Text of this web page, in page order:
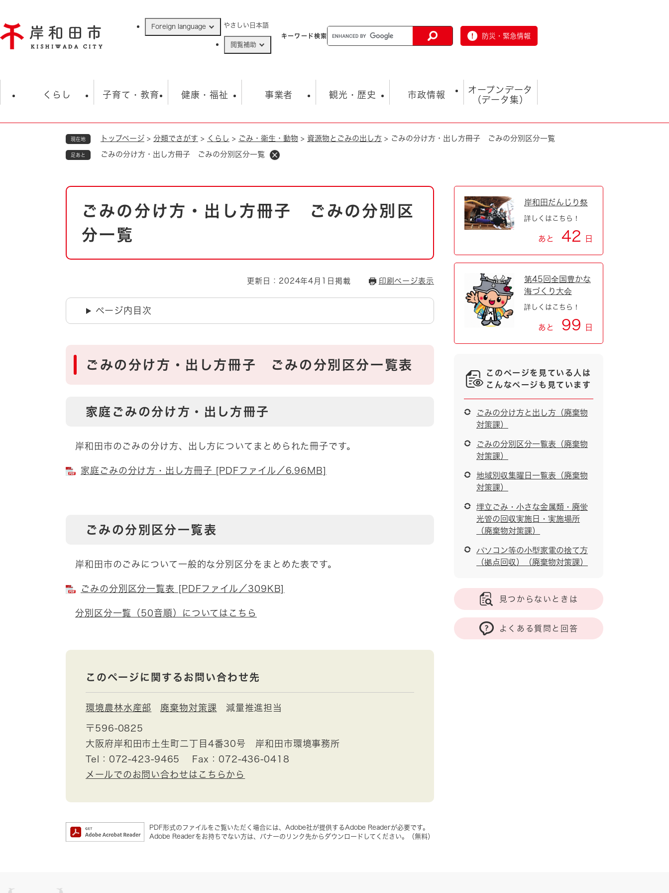
ジ
の
Foreign language やさしい日本語
閲覧補助
キーワード検索 防災・緊急情報
くらし
住民票・戸籍
ごみ・衛生・動物 救急・消防
防災・防犯 上水道・下水道
自然・環境・公園
引っ越し
道路・河川・交通
とじる
子育て・教育
学校 子育て
健康・福祉
福祉・健康・生活 生涯学習・スポーツ
事業者
入札・契約情報 まちづくり・協働
環境 福祉・介護
観光・歴史
観光 観光スポット
市政情報
市の概要 総合計画
市政 職員採用情報
市役所・施設の案内
オープンデータ
（データ集）
オープンデータ
現在地 トップページ > 分類でさがす > くらし > ごみ・衛生・動物 > 資源物とごみの出し方 > ごみの分け方・出し方冊子 ごみの分別区分一覧
足あと ごみの分け方・出し方冊子 ごみの分別区分一覧
本
ごみの分け方・出し方冊子 ごみの分別区
分一覧
更新日：2024年4月1日掲載 印刷ページ表示
ページ内目次
ごみの分け方・出し方冊子 ごみの分別区分一覧表
家庭ごみの分け方・出し方冊子
岸和田市のごみの分け方、出し方についてまとめられた冊子です。
家庭ごみの分け方・出し方冊子 [PDFファイル／6.96MB]
ごみの分別区分一覧表
岸和田市のごみについて一般的な分別区分をまとめた表です。
ごみの分別区分一覧表 [PDFファイル／309KB]
分別区分一覧（50音順）についてはこちら
このページに関するお問い合わせ先
環境農林水産部 廃棄物対策課 減量推進担当
〒596-0825
大阪府岸和田市土生町二丁目4番30号 岸和田市環境事務所
Tel：072-423-9465
Fax：072-436-0418
メールでのお問い合わせはこちらから
PDF形式のファイルをご覧いただく場合には、Adobe社が提供するAdobe Readerが必要です。
Adobe Readerをお持ちでない方は、バナーのリンク先からダウンロードしてください。（無料）
岸和田だんじり祭
詳しくはこちら！
あと 42 日
第45回全国豊かな
海づくり大会
詳しくはこちら！
あと 99 日
このページを見ている人は
こんなページも見ています
ごみの分け方と出し方（廃棄物
対策課）
ごみの分別区分一覧表（廃棄物
対策課）
地域別収集曜日一覧表（廃棄物
対策課）
埋立ごみ・小さな金属類・廃蛍
光管の回収実施日・実施場所
（廃棄物対策課）
パソコン等の小型家電の捨て方
（拠点回収）（廃棄物対策課）
見つからないときは
よくある質問と回答